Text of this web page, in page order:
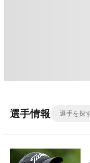
選手情報